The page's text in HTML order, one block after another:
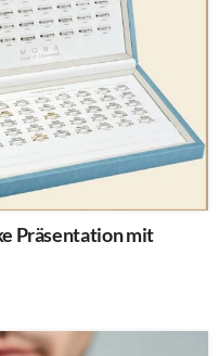
Präsentation mit